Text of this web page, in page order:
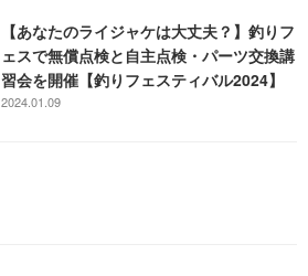
【あなたのライジャケは大丈夫？】釣りフ
ェスで無償点検と自主点検・パーツ交換講
習会を開催【釣りフェスティバル2024】
2024.01.09